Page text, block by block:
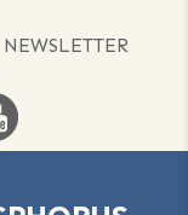
NEWSLETTER